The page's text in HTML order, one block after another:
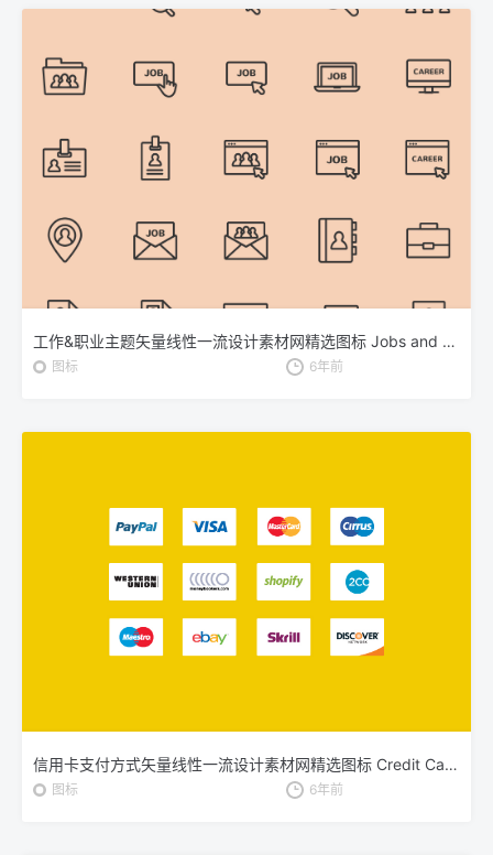
工作&职业主题矢量线性一流设计素材网精选图标 Jobs and Careers Vector Icons
图标 6年前
信用卡支付方式矢量线性一流设计素材网精选图标 Credit Card Payment Icons
图标 6年前